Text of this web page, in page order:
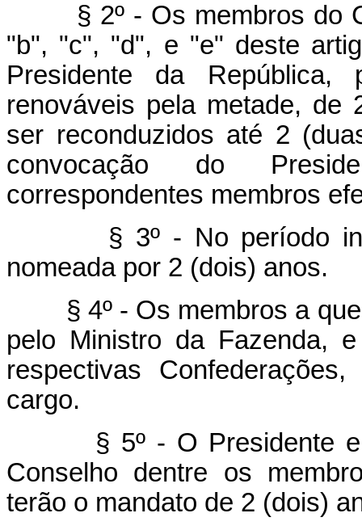
§ 2º - Os membros do
"b", "c", "d", e "e" deste
Presidente da
renováveis pela metade, de
ser reconduzidos até 2
convocação do
correspondentes membros
§ 3º - No período
nomeada por 2 (dois) anos.
§ 4º - Os membros a que
pelo Ministro da Fazenda,
respectivas
cargo.
§ 5º - O Presidente e o
Conselho dentre os
terão o mandato de 2 (dois)